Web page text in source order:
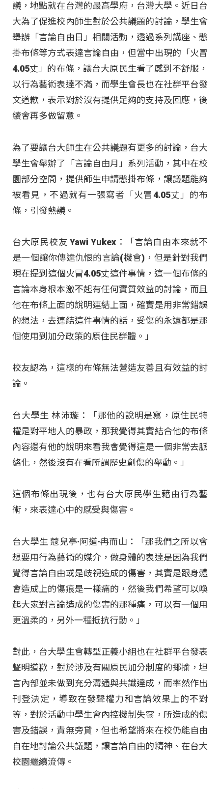
議，地點就在台灣的最高學府，台灣大學。近日台
大為了促進校內師生對於公共議題的討論，學生會
舉辦「言論自由日」相關活動，透過系列講座、懸
掛布條等方式表達言論自由，但當中出現的「火冒
4.05丈」的布條，讓台大原民生看了感到不舒服，
以行為藝術表達不滿，而學生會長也在社群平台發
文道歉，表示對於沒有提供足夠的支持及回應，後
續會再多做留意。
為了要讓台大師生在公共議題有更多的討論，台大
學生會舉辦了「言論自由月」系列活動，其中在校
園部分空間，提供師生申請懸掛布條，讓議題能夠
被看見，不過就有一張寫者「火冒4.05丈」的布
條，引發熱議。
台大原民校友 Yawi Yukex：「言論自由本來就不
是一個讓你傳達仇恨的言論(機會)，但是針對我們
現在提到這個火冒4.05丈這件事情，這一個布條的
言論本身根本激不起有任何實質效益的討論，而且
他在布條上面的說明連結上面，確實是用非常錯誤
的想法，去連結這件事情的話，受傷的永遠都是那
個使用到加分政策的原住民群體。」
校友認為，這樣的布條無法營造友善且有效益的討
論。
台大學生 林沛璇：「那他的說明是寫，原住民特
權是對平地人的暴政，那我覺得其實結合他的布條
內容還有他的說明來看我會覺得這是一個非常去脈
絡化，然後沒有在看所謂歷史創傷的舉動。」
這個布條出現後，也有台大原民學生藉由行為藝
術，來表達心中的感受與傷害。
台大學生 蔻兒亭·阿道·冉而山：「那我們之所以會
想要用行為藝術的媒介，做身體的表達是因為我們
覺得言論自由或是歧視造成的傷害，其實是跟身體
會造成上的傷痕是一樣痛的，然後我們希望可以喚
起大家對言論造成的傷害的那種痛，可以有一個用
更溫柔的，另外一種抵抗行動。」
對此，台大學生會轉型正義小組也在社群平台發表
聲明道歉，對於涉及有關原民加分制度的揶揄，坦
言內部並未做到充分溝通與共識達成，而率然作出
刊登決定，導致在發聲權力和言論效果上的不對
等，對於活動中學生會內控機制失靈，所造成的傷
害及錯誤，責無旁貸，但也希望將來在校仍能自由
自在地討論公共議題，讓言論自由的精神、在台大
校園繼續流傳。